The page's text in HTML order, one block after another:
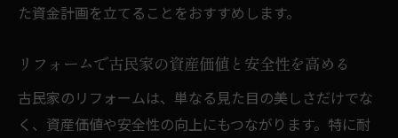
た資金計画を立てることをおすすめします。
リフォームで古民家の資産価値と安全性を高める
古民家のリフォームは、単なる見た目の美しさだけでな
く、資産価値や安全性の向上にもつながります。特に耐